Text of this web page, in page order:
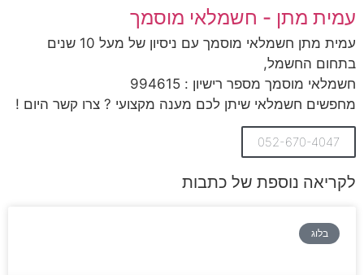
עמית מתן - חשמלאי מוסמך
עמית מתן חשמלאי מוסמך עם ניסיון של מעל 10 שנים
בתחום החשמל,
חשמלאי מוסמך מספר רישיון : 994615
מחפשים חשמלאי שיתן לכם מענה מקצועי ? צרו קשר היום !
052-670-4047
לקריאה נוספת של כתבות
בלוג